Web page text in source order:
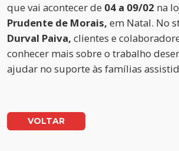
que vai acontecer de 04 a 09/02 na
Prudente de Morais, em Natal. No
Durval Paiva, clientes e
conhecer mais sobre o trabalho
ajudar no suporte às famílias
VOLTAR